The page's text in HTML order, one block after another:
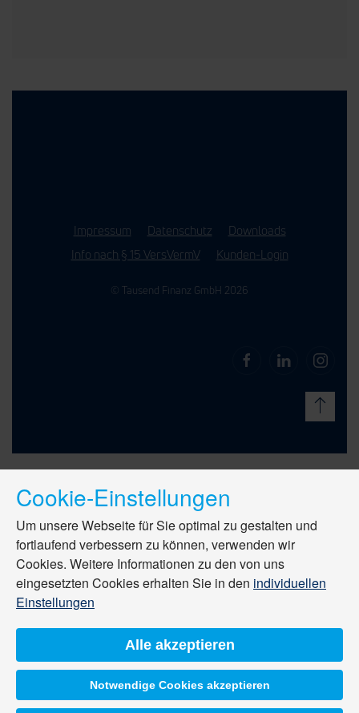
Impressum Datenschutz
Downloads
Info nach § 15 VersVermV
Kunden-Login
© Tausend Finanz GmbH 2026
Cookie-Einstellungen
Um unsere Webseite für Sie optimal zu gestalten und
fortlaufend verbessern zu können, verwenden wir
Cookies. Weitere Informationen zu den von uns
eingesetzten Cookies erhalten Sie in den individuellen
Einstellungen
Alle akzeptieren
Notwendige Cookies akzeptieren